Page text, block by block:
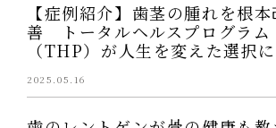
【症例紹介】歯茎の腫れを根本
善 トータルヘルスプログラム
（THP）が人生を変えた選択に
2025.05.16